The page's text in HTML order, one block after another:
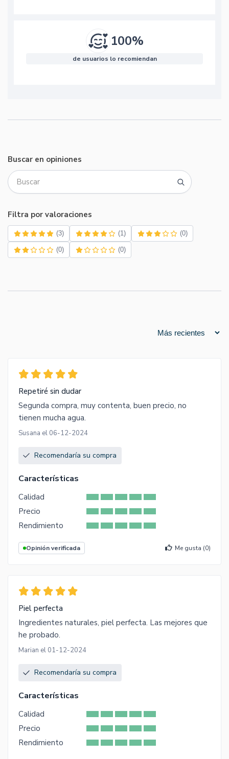
100%
de usuarios lo recomiendan
Buscar en opiniones
Filtra por valoraciones
(3) (1) (0)
(0) (0)
Repetiré sin dudar
Segunda compra, muy contenta, buen precio, no
tienen mucha agua.
Susana el 06-12-2024
Recomendaría su compra
Características
Calidad
Precio
Rendimiento
Opinión verificada Me gusta (0)
Piel perfecta
Ingredientes naturales, piel perfecta. Las mejores que
he probado.
Marian el 01-12-2024
Recomendaría su compra
Características
Calidad
Precio
Rendimiento